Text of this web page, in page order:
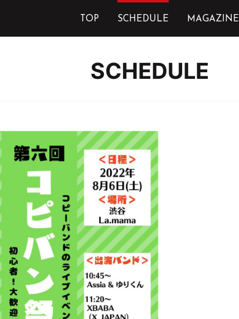
TOP SCHEDULE MAGAZINE
SCHEDULE